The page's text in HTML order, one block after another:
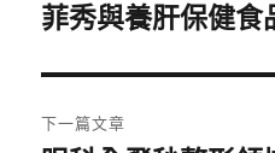
導
覽
一
文
章:
菲秀與養肝保健食
下一篇文章